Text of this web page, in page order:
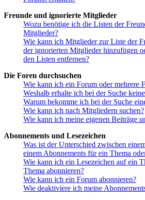
Freunde und ignorierte Mitglieder
Wozu benötige ich die Listen der
Mitglieder?
Wie kann ich Mitglieder zur Liste der
der ignorierten Mitglieder hinzufügen
den Listen entfernen?
Die Foren durchsuchen
Wie kann ich ein Forum oder mehrere
Weshalb erhalte ich bei der Suche
Warum bekomme ich bei der Suche
Wie kann ich nach Mitgliedern suchen?
Wie kann ich meine eigenen Beiträge
Abonnements und Lesezeichen
Was ist der Unterschied zwischen
einem Abonnements für ein Thema
Wie kann ich ein Lesezeichen auf ein
Thema abonnieren?
Wie kann ich ein Forum abonnieren?
Wie deaktiviere ich meine